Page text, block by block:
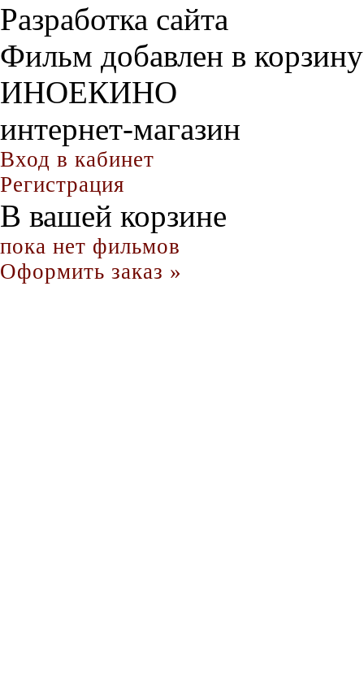
Разработка сайта
Фильм добавлен в корзину
ИНОЕКИНО
интернет-магазин
Вход в кабинет
Регистрация
В вашей корзине
пока нет фильмов
Оформить заказ »